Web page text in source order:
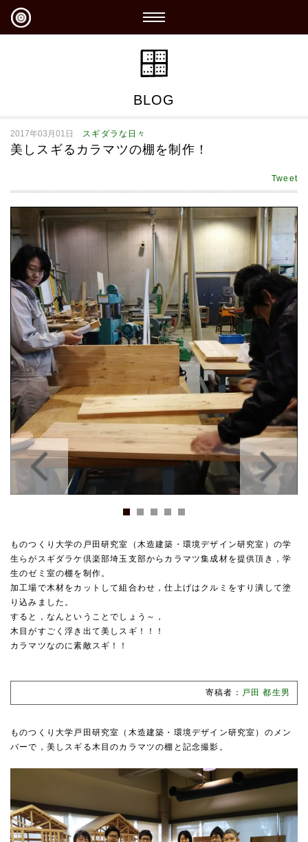
BLOG
2017年03月01日 スギダラな日々
美しスギるカラマツの棚を制作！
Tweet
ものつくり大学の戸田研究室（木造建築・環境デザイン研究室）の学
生らがスギダラケ倶楽部埼玉支部からカラマツ集成材を提供頂き，学
生のゼミ室の棚を制作。
加工場で木材をカットして組合わせ，仕上げはクルミをすり潰して塗
り込みました。
すると，なんということでしょう～，
木目がすごく浮き出て美しスギ！！！
カラマツなのに素敵スギ！！
寄稿者： 戸田 都生男
ものつくり大学戸田研究室（木造建築・環境デザイン研究室）のメン
バーで，美しスギる木目のカラマツの棚と記念撮影。